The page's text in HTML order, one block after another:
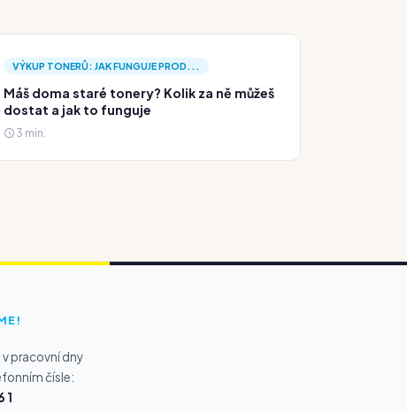
VÝKUP TONERŮ: JAK FUNGUJE PROD...
Máš doma staré tonery? Kolik za ně můžeš
dostat a jak to funguje
3 min.
pracovní dny
čísle:
1